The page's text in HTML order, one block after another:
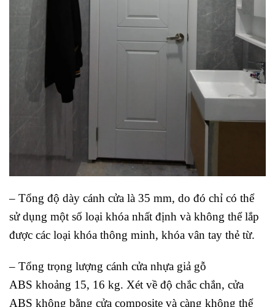
– Tổng độ dày cánh cửa là 35 mm, do đó chỉ có thể
sử dụng một số loại khóa nhất định và không thể lắp
được các loại khóa thông minh, khóa vân tay thẻ từ.
– Tổng trọng lượng cánh cửa nhựa giả gỗ
ABS khoảng 15, 16 kg. Xét về độ chắc chắn, cửa
ABS không bằng cửa composite và càng không thể